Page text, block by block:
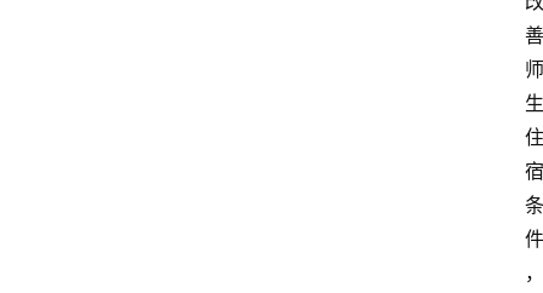
善
师
生
住
宿
条
件
，